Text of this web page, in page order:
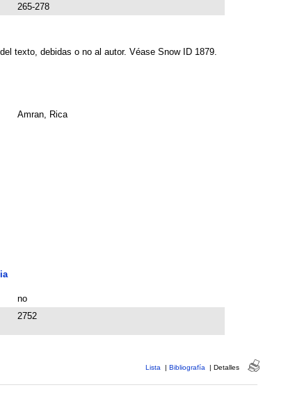
265-278
texto, debidas o no al autor. Véase Snow ID 1879.
Amran, Rica
no
2752
Lista | Bibliografía | Detalles